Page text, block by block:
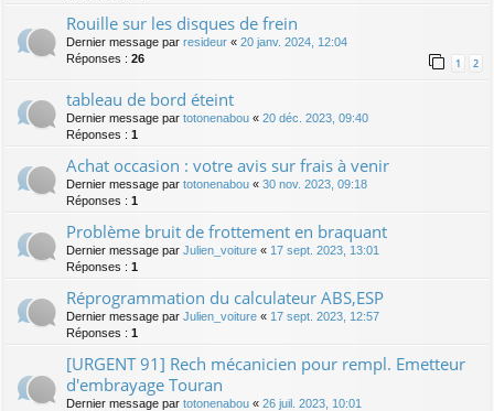
Rouille sur les disques de frein
Dernier message par resideur « 20 janv. 2024, 12:04
Réponses : 26 1 2
tableau de bord éteint
Dernier message par totonenabou « 20 déc. 2023, 09:40
Réponses : 1
Achat occasion : votre avis sur frais à venir
Dernier message par totonenabou « 30 nov. 2023, 09:18
Réponses : 1
Problème bruit de frottement en braquant
Dernier message par Julien_voiture « 17 sept. 2023, 13:01
Réponses : 1
Réprogrammation du calculateur ABS,ESP
Dernier message par Julien_voiture « 17 sept. 2023, 12:57
Réponses : 1
[URGENT 91] Rech mécanicien pour rempl. Emetteur
d'embrayage Touran
Dernier message par totonenabou « 26 juil. 2023, 10:01